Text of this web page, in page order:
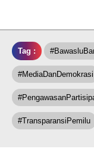
Tag :
#MediaDanDemokrasi
#TransparansiPemilu